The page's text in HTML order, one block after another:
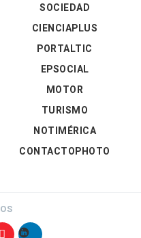
SOCIEDAD
CIENCIAPLUS
PORTALTIC
EPSOCIAL
MOTOR
TURISMO
NOTIMÉRICA
CONTACTOPHOTO